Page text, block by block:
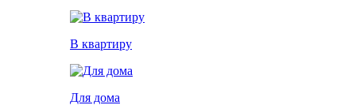
В квартиру
Для дома